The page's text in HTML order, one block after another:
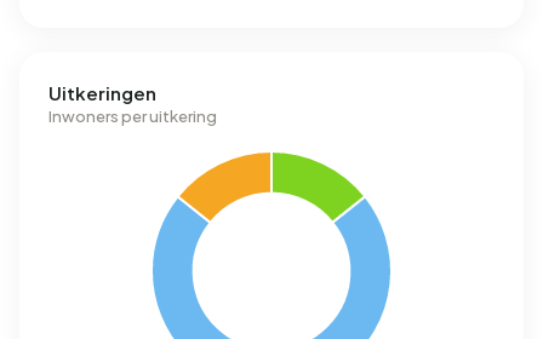
Uitkeringen
Inwoners per uitkering